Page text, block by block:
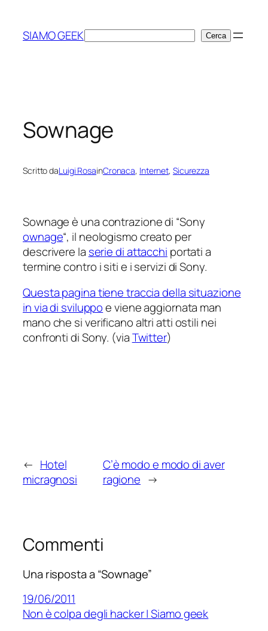
contenuto
SIAMO GEEKCerca Cerca
Sownage
Scritto daLuigi RosainCronaca, Internet, Sicurezza
Sownage è una contrazione di “Sony
ownage“, il neologismo creato per
descrivere la serie di attacchi portati a
termine contro i siti e i servizi di Sony.
Questa pagina tiene traccia della situazione
in via di sviluppoe viene aggiornata man
mano che si verificano altri atti ostili nei
confronti di Sony. (viaTwitter)
← Hotel
micragnosi
C’è modo e modo di aver
ragione →
Commenti
Una risposta a “Sownage”
19/06/2011
Non è colpa degli hacker | Siamo geek